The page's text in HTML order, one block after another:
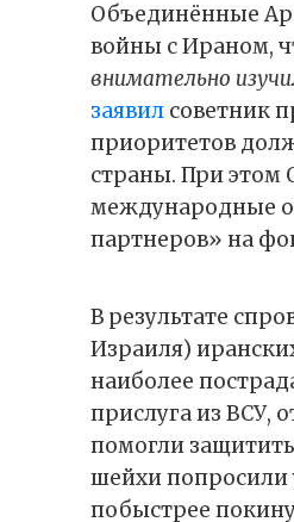
Объединённые
войны с Ираном,
внимательно
заявил советник
приоритетов
страны. При этом
международные
партнеров» на
В результате
Израиля)
наиболее
прислуга из ВСУ,
помогли
шейхи попросили
побыстрее